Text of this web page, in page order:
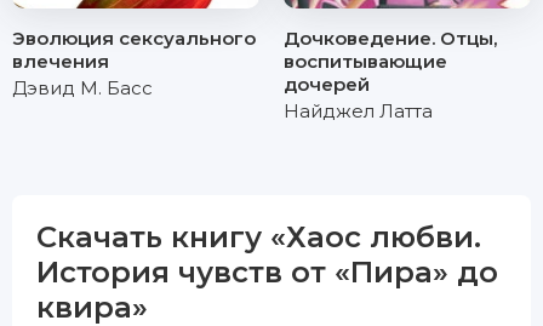
Эволюция сексуального
влечения
Дэвид М. Басс
Дочковедение. Отцы,
воспитывающие
дочерей
Найджел Латта
Скачать книгу «Хаос любви.
История чувств от «Пира» до
квира»